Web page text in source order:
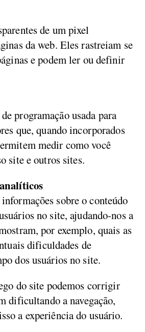
de um pixel
da web. Eles rastreiam se
e podem ler ou definir
programação usada para
que, quando incorporados
medir como você
site e outros sites.
sobre o conteúdo
no site, ajudando-nos a
por exemplo, quais as
dificuldades de
dos usuários no site.
do site podemos corrigir
dificultando a navegação,
a experiência do usuário.